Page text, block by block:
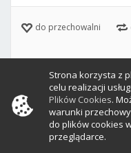
Strona korzysta z
celu realizacji
Plików Cookies.
warunki
do plików cookies
przeglądarce.
do przechowalni